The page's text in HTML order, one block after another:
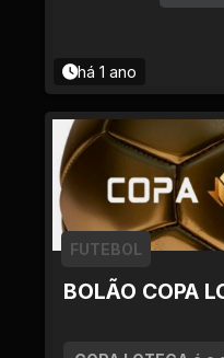
há 1 ano
BOLÃO COPA
FUTEBOL